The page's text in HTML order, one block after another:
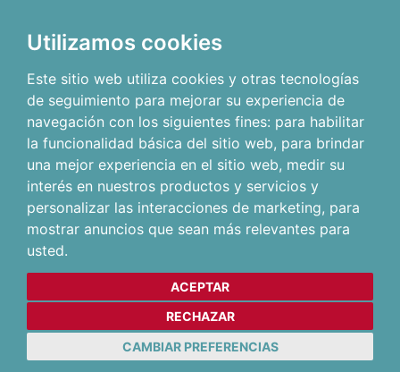
Utilizamos cookies
Este sitio web utiliza cookies y otras tecnologías
de seguimiento para mejorar su experiencia de
navegación con los siguientes fines: para habilitar
la funcionalidad básica del sitio web, para brindar
una mejor experiencia en el sitio web, medir su
interés en nuestros productos y servicios y
personalizar las interacciones de marketing, para
mostrar anuncios que sean más relevantes para
usted.
ACEPTAR
RECHAZAR
CAMBIAR PREFERENCIAS